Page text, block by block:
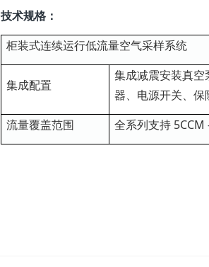
技术规格：
柜装式连续运行低流量空气采样系统
集成配置
集成减震安装真
器、电源开关、
流量覆盖范围
全系列支持